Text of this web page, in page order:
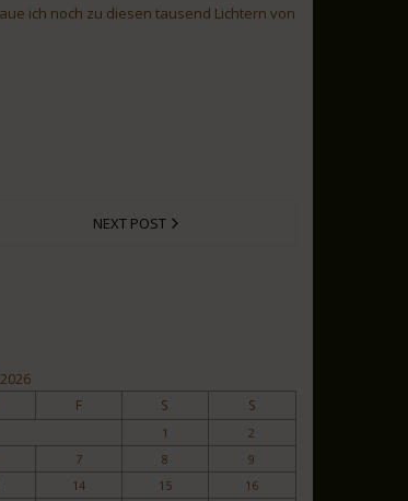
ich noch zu diesen tausend Lichtern von
NEXT POST
F S S
1
2
7 8
9
14 15 16